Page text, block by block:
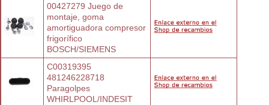
00427279 Juego de
montaje, goma
amortiguadora compresor
frigorífico
BOSCH/SIEMENS
C00319395
481246228718
Paragolpes
WHIRLPOOL/INDESIT